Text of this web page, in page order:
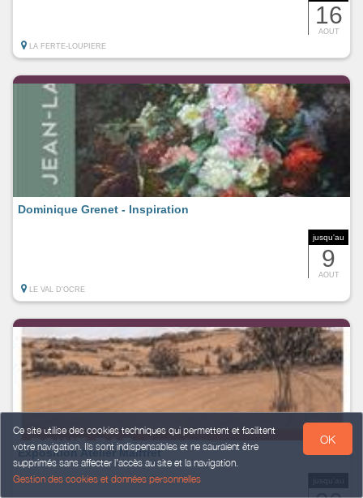
Ce site utilise des cookies techniques qui permettent et facilitent
votre navigation. Ils sont indispensables et ne sauraient être
supprimés sans affecter l’accès au site et la navigation.
Gestion des cookies et données personnelles
OK
16
AOUT
LA FERTE-LOUPIERE
jusqu'au
9
AOUT
Dominique Grenet - Inspiration
LE VAL D'OCRE
Exposition Atelier Maiffret